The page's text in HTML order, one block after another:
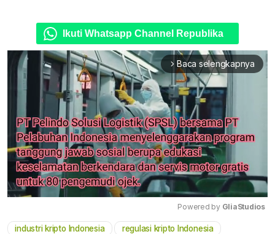
Ikuti Whatsapp Channel Republika
arrow_forward_ios Baca selengkapnya
Powered by GliaStudios
industri kripto Indonesia regulasi kripto Indonesia